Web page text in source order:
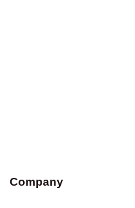
Company